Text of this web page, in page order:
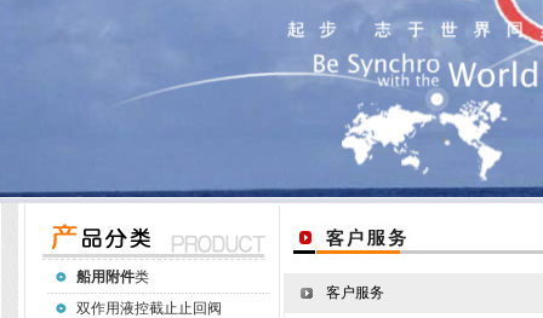
船用附件类
双作用液控截止止回阀
客户服务